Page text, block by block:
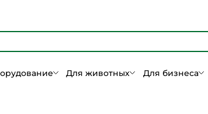
Для животных Для бизнеса